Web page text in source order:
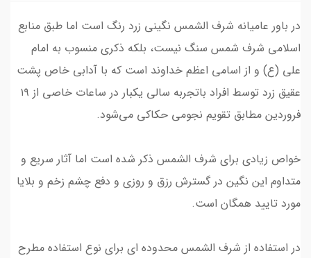
در باور عامیانه شرف الشمس نگینی زرد رنگ است اما طبق منابع
اسلامی شرف شمس سنگ نیست، بلکه ذکری منسوب به امام
علی (ع) و از اسامی اعظم خداوند است که با آدابی خاص پشت
عقیق زرد توسط افراد باتجربه سالی یکبار در ساعات خاصی از ۱۹
فروردین مطابق تقویم‌ نجومی حکاکی می‌شود.
خواص زیادی برای شرف الشمس ذکر شده است اما آثار سریع و
متداوم این نگین در گسترش رزق و روزی و دفع چشم زخم و بلایا
مورد تایید همگان است.
در استفاده از شرف الشمس محدوده ای برای نوع استفاده مطرح